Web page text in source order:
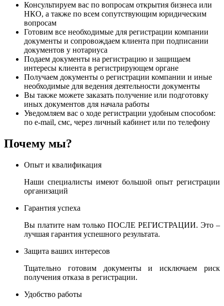
Консультируем вас по вопросам открытия бизнеса или
НКО, а также по всем сопутствующим юридическим
вопросам
Готовим все необходимые для регистрации компании
документы и сопровождаем клиента при подписании
документов у нотариуса
Подаем документы на регистрацию и защищаем
интересы клиента в регистрирующем органе
Получаем документы о регистрации компании и иные
необходимые для ведения деятельности документы
Вы также можете заказать получение или подготовку
иных документов для начала работы
Уведомляем вас о ходе регистрации удобным способом:
по e-mail, смс, через личный кабинет или по телефону
Почему мы?
Опыт и квалификация
Наши специалисты имеют большой опыт регистрации
организаций
Гарантия успеха
Вы платите нам только ПОСЛЕ РЕГИСТРАЦИИ. Это –
лучшая гарантия успешного результата.
Защита ваших интересов
Тщательно готовим документы и исключаем риск
получения отказа в регистрации.
Удобство работы